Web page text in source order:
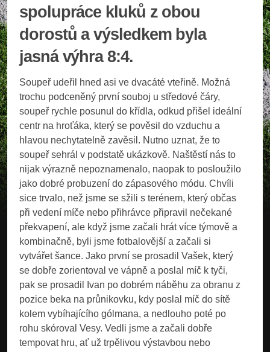
spolupráce kluků z obou
dorostů a výsledkem byla
jasná výhra 8:4.
Soupeř udeřil hned asi ve dvacáté vteřině. Možná
trochu podceněný první souboj u středové čáry,
soupeř rychle posunul do křídla, odkud přišel ideální
centr na hroťáka, který se pověsil do vzduchu a
hlavou nechytatelně zavěsil. Nutno uznat, že to
soupeř sehrál v podstatě ukázkově. Naštěstí nás to
nijak výrazně nepoznamenalo, naopak to posloužilo
jako dobré probuzení do zápasového módu. Chvíli
sice trvalo, než jsme se sžili s terénem, který občas
při vedení míče nebo přihrávce připravil nečekané
překvapení, ale když jsme začali hrát více týmově a
kombinačně, byli jsme fotbalovější a začali si
vytvářet šance. Jako první se prosadil Vašek, který
se dobře zorientoval ve vápně a poslal míč k tyči,
pak se prosadil Ivan po dobrém náběhu za obranu z
pozice beka na průnikovku, kdy poslal míč do sítě
kolem vybíhajícího gólmana, a nedlouho poté po
rohu skóroval Vesy. Vedli jsme a začali dobře
tempovat hru, ať už trpělivou výstavbou nebo